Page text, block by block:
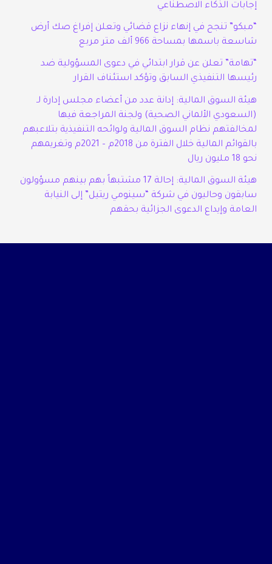
إجابات الذكاء الاصطناعي
“مبكو” تنجح في إنهاء نزاع قضائي وتعلن إفراغ صك أرض
شاسعة باسمها بمساحة 966 ألف متر مربع
“تهامة” تعلن عن قرار ابتدائي في دعوى المسؤولية ضد
رئيسها التنفيذي السابق وتؤكد استئناف القرار
هيئة السوق المالية: إدانة عدد من أعضاء مجلس إدارة لـ
(السعودي الألماني الصحية) ولجنة المراجعة فيها
لمخالفتهم نظام السوق المالية ولوائحه التنفيذية بتلاعبهم
بالقوائم المالية خلال الفترة من 2018م – 2021م وتغريمهم
نحو 18 مليون ريال
هيئة السوق المالية: إحالة 17 مشتبهاً بهم بينهم مسؤولون
سابقون وحاليون في شركة “سينومي ريتيل” إلى النيابة
العامة وإيداع الدعوى الجزائية بحقهم